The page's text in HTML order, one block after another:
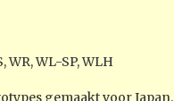
WR, WL-SP, WLH